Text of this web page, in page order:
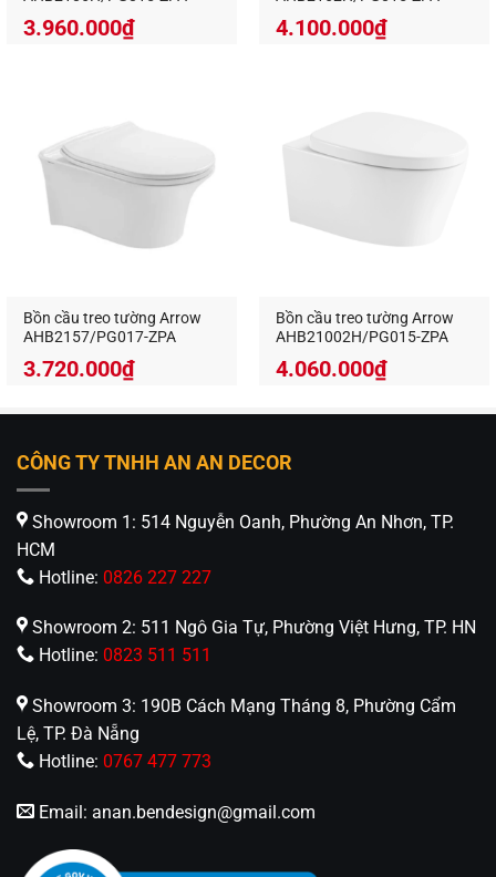
– Kiểm tra hệ thống cấp và thoát nước định kỳ để
đảm bảo bồn cầu hoạt động ổn định.
3.960.000₫ 4.100.000₫
Bồn cầu treo tường Arrow
AHB2157/PG017-ZPA
3.720.000₫
Bồn cầu treo tường Arrow
AHB21002H/PG015-ZPA
4.060.000₫
CÔNG TY TNHH AN AN DECOR
Showroom 1: 514 Nguyễn Oanh, Phường An Nhơn, TP.
HCM
Hotline: 0826 227 227
Showroom 2: 511 Ngô Gia Tự, Phường Việt Hưng, TP. HN
Hotline: 0823 511 511
Showroom 3: 190B Cách Mạng Tháng 8, Phường Cẩm
Lệ, TP. Đà Nẵng
Hotline: 0767 477 773
Email: anan.bendesign@gmail.com